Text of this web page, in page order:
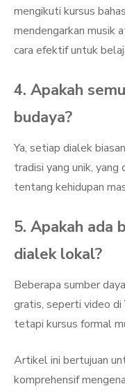
mengikuti kursus
mendengarkan musik
cara efektif untuk
4. Apakah
budaya?
Ya, setiap dialek
tradisi yang unik,
tentang kehidupan
5. Apakah ada
dialek lokal?
Beberapa sumber
gratis, seperti video di
tetapi kursus formal
Artikel ini bertujuan
komprehensif